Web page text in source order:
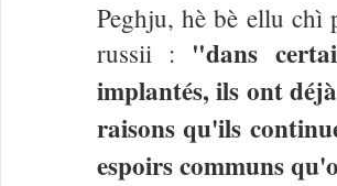
Peghju, hè bè ellu chì
russii : "dans
implantés, ils ont
raisons qu'ils
espoirs communs